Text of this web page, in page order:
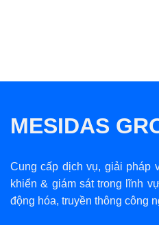
MESIDAS
Cung cấp dịch vụ, giải pháp
khiển & giám sát trong lĩnh
động hóa, truyền thông công